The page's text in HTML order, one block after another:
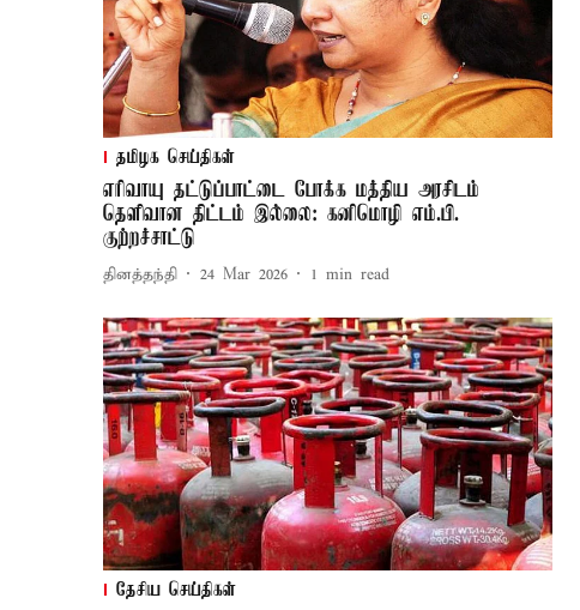
தமிழக செய்திகள்
எரிவாயு தட்டுப்பாட்டை போக்க மத்திய அரசிடம்
தெளிவான திட்டம் இல்லை: கனிமொழி எம்.பி.
குற்றச்சாட்டு
தினத்தந்தி 24 Mar 2026 1 min read
தேசிய செய்திகள்